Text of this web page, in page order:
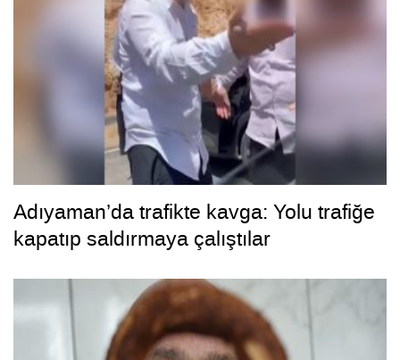
Adıyaman’da trafikte kavga: Yolu trafiğe
kapatıp saldırmaya çalıştılar